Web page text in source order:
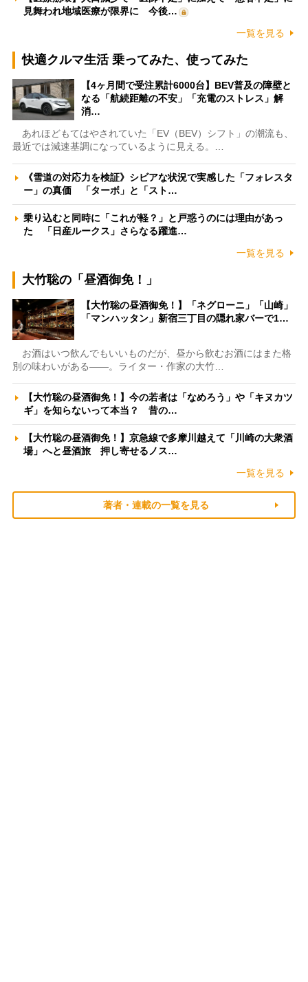
見舞われ地域医療が限界に 今後…
一覧を見る
快適クルマ生活 乗ってみた、使ってみた
【4ヶ月間で受注累計6000台】BEV普及の障壁と
なる「航続距離の不安」「充電のストレス」解
消…
あれほどもてはやされていた「EV（BEV）シフト」の潮流も、
最近では減速基調になっているように見える。…
《雪道の対応力を検証》シビアな状況で実感した「フォレスタ
ー」の真価 「ターボ」と「スト…
乗り込むと同時に「これが軽？」と戸惑うのには理由があっ
た 「日産ルークス」さらなる躍進…
一覧を見る
大竹聡の「昼酒御免！」
【大竹聡の昼酒御免！】「ネグローニ」「山崎」
「マンハッタン」新宿三丁目の隠れ家バーで1…
お酒はいつ飲んでもいいものだが、昼から飲むお酒にはまた格
別の味わいがある――。ライター・作家の大竹…
【大竹聡の昼酒御免！】今の若者は「なめろう」や「キヌカツ
ギ」を知らないって本当？ 昔の…
【大竹聡の昼酒御免！】京急線で多摩川越えて「川崎の大衆酒
場」へと昼酒旅 押し寄せるノス…
一覧を見る
著者・連載の一覧を見る